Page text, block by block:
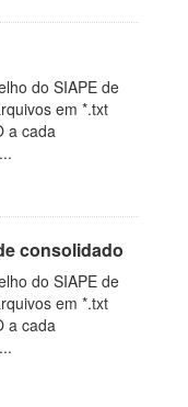
do SIAPE de
em *.txt
a cada
consolidado
do SIAPE de
em *.txt
a cada